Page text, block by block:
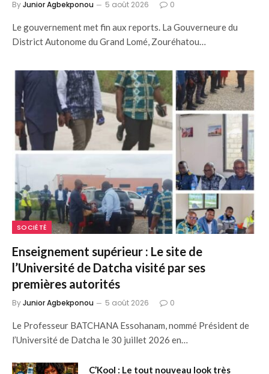
ByJunior Agbekponou 5 août 2026 0
Le gouvernement met fin aux reports. La Gouverneure du
District Autonome du Grand Lomé, Zouréhatou…
SOCIÉTÉ
Enseignement supérieur : Le site de
l’Université de Datcha visité par ses
premières autorités
ByJunior Agbekponou 5 août 2026 0
Le Professeur BATCHANA Essohanam, nommé Président de
l’Université de Datcha le 30 juillet 2026 en…
C’Kool : Le tout nouveau look très